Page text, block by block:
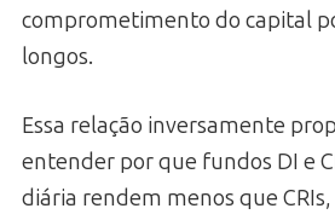
comprometimento do capital
longos.
Essa relação inversamente
entender por que fundos DI e
diária rendem menos que CRIs,